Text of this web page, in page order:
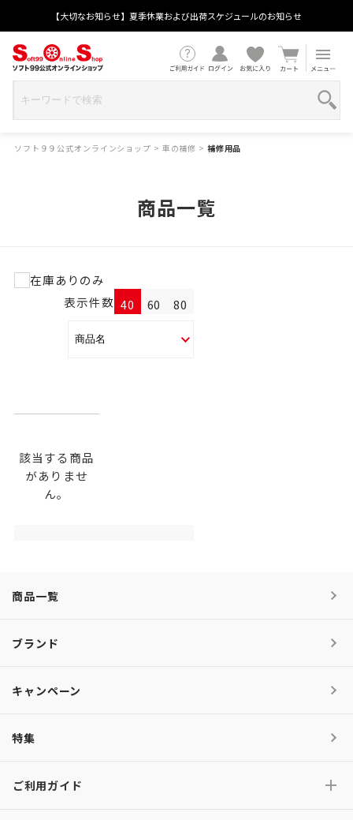
【大切なお知らせ】夏季休業および出荷スケジュールのお知らせ
ソフト９９公式オンラインショップ > 車の補修 > 補修用品
商品一覧
在庫ありのみ
表示件数 40 60 80
該当する商品
がありませ
ん。
商品一覧
ブランド
キャンペーン
特集
ご利用ガイド